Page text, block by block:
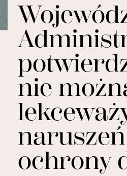
nie
naruszeń
ochrony